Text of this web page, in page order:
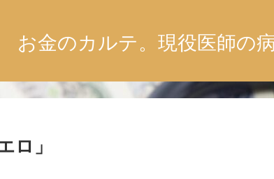
お金のカルテ。現役医師の
ロ」